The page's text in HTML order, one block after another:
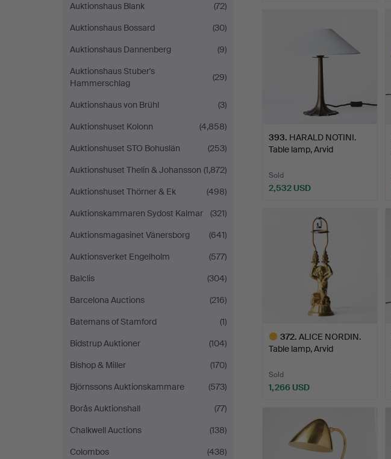
Auktionshaus Blank
(72)
Auktionshaus Bossard
(30)
Auktionshaus Dannenberg
(9)
Auktionshaus Stuber's
Hammerschlag
(29)
Auktionshaus von Brühl
(3)
Auktionshuset Kolonn
(4,858)
Auktionshuset STO Bohuslän
(253)
Auktionshuset Thelin & Johansson (1,872)
Auktionshuset Thörner & Ek
(498)
Auktionskammaren Sydost Kalmar
(321)
Auktionsmagasinet Vänersborg
(641)
Auktionsverket Engelholm
(577)
Balclis
(304)
Barcelona Auctions
(216)
Batemans of Stamford
(1)
Bidstrup Auktioner
(104)
Bishop & Miller
(170)
Björnssons Auktionskammare
(573)
Borås Auktionshall
(77)
Chalkwell Auctions
(138)
Colombos
(438)
393. HARALD NOTINI.
Table lamp, Arvid
Sold
2,532 USD
372. ALICE NORDIN.
Table lamp, Arvid
Sold
1,266 USD